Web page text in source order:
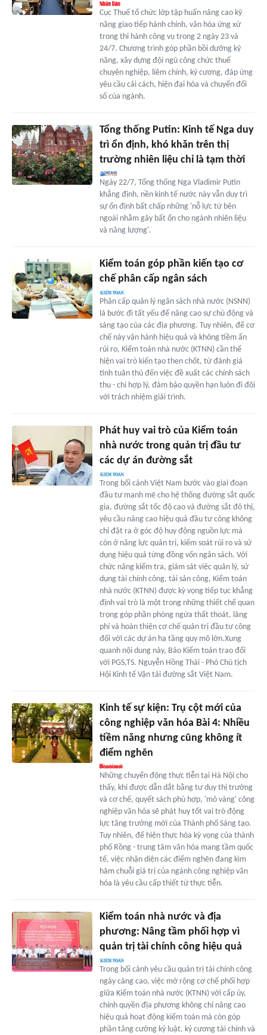
Cục Thuế tổ chức lớp tập huấn nâng cao kỹ
năng giao tiếp hành chính, văn hóa ứng xử
trong thi hành công vụ trong 2 ngày 23 và
24/7. Chương trình góp phần bồi dưỡng kỹ
năng, xây dựng đội ngũ công chức thuế
chuyên nghiệp, liêm chính, kỷ cương, đáp ứng
yêu cầu cải cách, hiện đại hóa và chuyển đổi
số của ngành.
Tổng thống Putin: Kinh tế Nga duy
trì ổn định, khó khăn trên thị
trường nhiên liệu chỉ là tạm thời
Ngày 22/7, Tổng thống Nga Vladimir Putin
khẳng định, nền kinh tế nước này vẫn duy trì
sự ổn định bất chấp những 'nỗ lực từ bên
ngoài nhằm gây bất ổn cho ngành nhiên liệu
và năng lượng'.
Kiểm toán góp phần kiến tạo cơ
chế phân cấp ngân sách
Phân cấp quản lý ngân sách nhà nước (NSNN)
là bước đi tất yếu để nâng cao sự chủ động và
sáng tạo của các địa phương. Tuy nhiên, để cơ
chế này vận hành hiệu quả và không tiềm ẩn
rủi ro, Kiểm toán nhà nước (KTNN) cần thể
hiện vai trò kiến tạo then chốt, từ đánh giá
tính tuân thủ đến việc đề xuất các chính sách
thu - chi hợp lý, đảm bảo quyền hạn luôn đi đôi
với trách nhiệm giải trình.
Phát huy vai trò của Kiểm toán
nhà nước trong quản trị đầu tư
các dự án đường sắt
Trong bối cảnh Việt Nam bước vào giai đoạn
đầu tư mạnh mẽ cho hệ thống đường sắt quốc
gia, đường sắt tốc độ cao và đường sắt đô thị,
yêu cầu nâng cao hiệu quả đầu tư công không
chỉ đặt ra ở góc độ huy động nguồn lực mà
còn ở năng lực quản trị, kiểm soát rủi ro và sử
dụng hiệu quả từng đồng vốn ngân sách. Với
chức năng kiểm tra, giám sát việc quản lý, sử
dụng tài chính công, tài sản công, Kiểm toán
nhà nước (KTNN) được kỳ vọng tiếp tục khẳng
định vai trò là một trong những thiết chế quan
trọng góp phần phòng ngừa thất thoát, lãng
phí và hoàn thiện cơ chế quản trị đầu tư công
đối với các dự án hạ tầng quy mô lớn.Xung
quanh nội dung này, Báo Kiểm toán trao đổi
với PGS,TS. Nguyễn Hồng Thái - Phó Chủ tịch
Hội Kinh tế Vận tải đường sắt Việt Nam.
Kinh tế sự kiện: Trụ cột mới của
công nghiệp văn hóa Bài 4: Nhiều
tiềm năng nhưng cũng không ít
điểm nghẽn
Những chuyển động thực tiễn tại Hà Nội cho
thấy, khi được dẫn dắt bằng tư duy thị trường
và cơ chế, quyết sách phù hợp, 'mỏ vàng' công
nghiệp văn hóa sẽ phát huy tốt vai trò động
lực tăng trưởng mới của Thành phố Sáng tạo.
Tuy nhiên, để hiện thực hóa kỳ vọng của thành
phố Rồng - trung tâm văn hóa mang tầm quốc
tế, việc nhận diện các điểm nghẽn đang kìm
hãm chuỗi giá trị của ngành công nghiệp văn
hóa là yêu cầu cấp thiết từ thực tiễn.
Kiểm toán nhà nước và địa
phương: Nâng tầm phối hợp vì
quản trị tài chính công hiệu quả
Trong bối cảnh yêu cầu quản trị tài chính công
ngày càng cao, việc mở rộng cơ chế phối hợp
giữa Kiểm toán nhà nước (KTNN) với cấp ủy,
chính quyền địa phương không chỉ nâng cao
hiệu quả hoạt động kiểm toán mà còn góp
phần tăng cường kỷ luật, kỷ cương tài chính và